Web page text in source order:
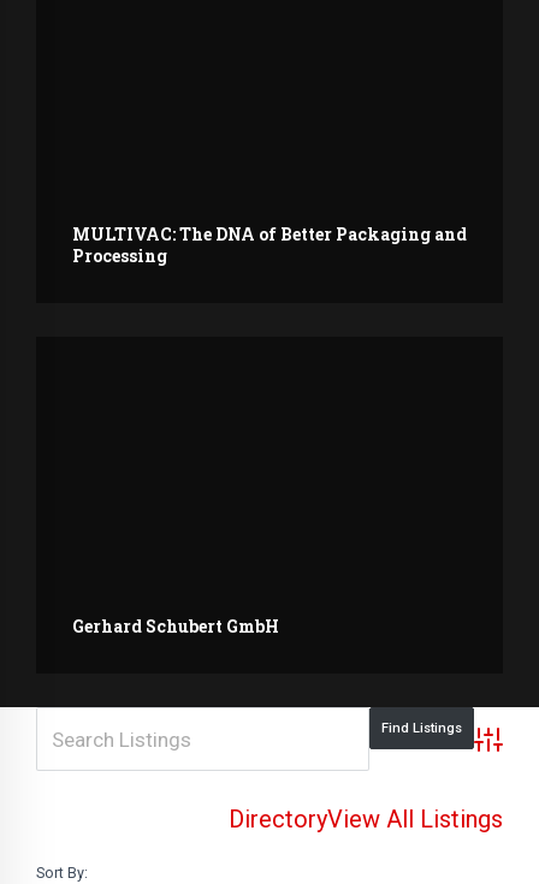
MULTIVAC: The DNA of Better Packaging and
Processing
Gerhard Schubert GmbH
DirectoryView All Listings
Sort By: